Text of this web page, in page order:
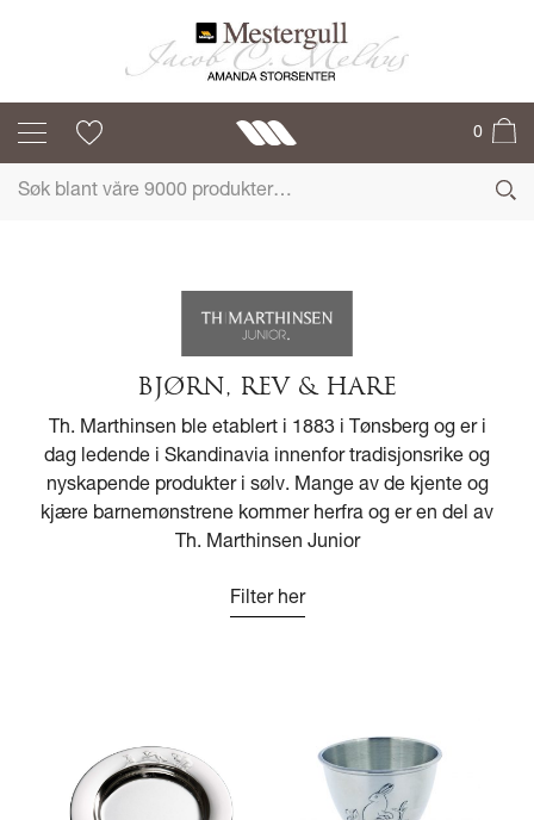
0
BJØRN, REV & HARE
Th. Marthinsen ble etablert i 1883 i Tønsberg og er i
dag ledende i Skandinavia innenfor tradisjonsrike og
nyskapende produkter i sølv. Mange av de kjente og
kjære barnemønstrene kommer herfra og er en del av
Th. Marthinsen Junior
Filter her